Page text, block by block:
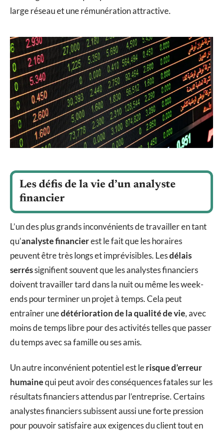
large réseau et une rémunération attractive.
Les défis de la vie d’un analyste
financier
L’un des plus grands inconvénients de travailler en tant
qu’analyste financierest le fait que les horaires
peuvent être très longs et imprévisibles. Lesdélais
serréssignifient souvent que les analystes financiers
doivent travailler tard dans la nuit ou même les week-
ends pour terminer un projet à temps. Cela peut
entraîner unedétérioration de la qualité de vie, avec
moins de temps libre pour des activités telles que passer
du temps avec sa famille ou ses amis.
Un autre inconvénient potentiel est lerisque d’erreur
humainequi peut avoir des conséquences fatales sur les
résultats financiers attendus par l’entreprise. Certains
analystes financiers subissent aussi une forte pression
pour pouvoir satisfaire aux exigences du client tout en